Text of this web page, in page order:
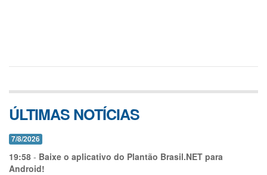
ÚLTIMAS NOTÍCIAS
7/8/2026
19:58 - Baixe o aplicativo do Plantão Brasil.NET para
Android!